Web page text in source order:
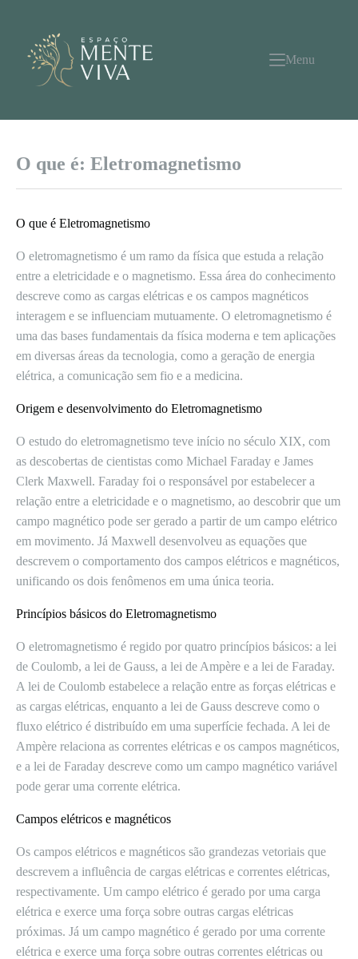
conteúdo
Menu
O que é: Eletromagnetismo
O que é Eletromagnetismo
O eletromagnetismo é um ramo da física que estuda a relação
entre a eletricidade e o magnetismo. Essa área do conhecimento
descreve como as cargas elétricas e os campos magnéticos
interagem e se influenciam mutuamente. O eletromagnetismo é
uma das bases fundamentais da física moderna e tem aplicações
em diversas áreas da tecnologia, como a geração de energia
elétrica, a comunicação sem fio e a medicina.
Origem e desenvolvimento do Eletromagnetismo
O estudo do eletromagnetismo teve início no século XIX, com
as descobertas de cientistas como Michael Faraday e James
Clerk Maxwell. Faraday foi o responsável por estabelecer a
relação entre a eletricidade e o magnetismo, ao descobrir que um
campo magnético pode ser gerado a partir de um campo elétrico
em movimento. Já Maxwell desenvolveu as equações que
descrevem o comportamento dos campos elétricos e magnéticos,
unificando os dois fenômenos em uma única teoria.
Princípios básicos do Eletromagnetismo
O eletromagnetismo é regido por quatro princípios básicos: a lei
de Coulomb, a lei de Gauss, a lei de Ampère e a lei de Faraday.
A lei de Coulomb estabelece a relação entre as forças elétricas e
as cargas elétricas, enquanto a lei de Gauss descreve como o
fluxo elétrico é distribuído em uma superfície fechada. A lei de
Ampère relaciona as correntes elétricas e os campos magnéticos,
e a lei de Faraday descreve como um campo magnético variável
pode gerar uma corrente elétrica.
Campos elétricos e magnéticos
Os campos elétricos e magnéticos são grandezas vetoriais que
descrevem a influência de cargas elétricas e correntes elétricas,
respectivamente. Um campo elétrico é gerado por uma carga
elétrica e exerce uma força sobre outras cargas elétricas
próximas. Já um campo magnético é gerado por uma corrente
elétrica e exerce uma força sobre outras correntes elétricas ou